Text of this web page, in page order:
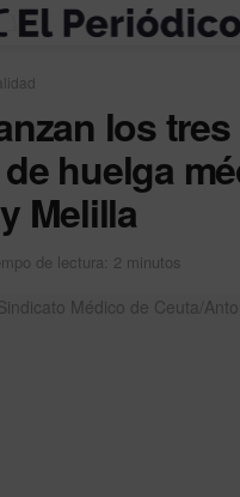
los
huelga
Melilla
de lectura: 2 minutos